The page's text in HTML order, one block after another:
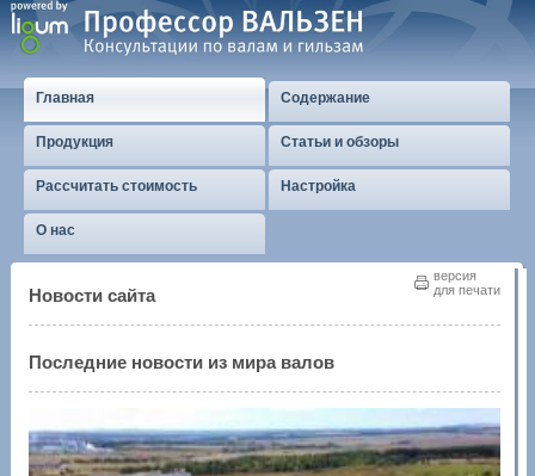
Главная Содержание
Продукция Статьи и обзоры
Рассчитать стоимость Настройка
О нас
версия
для печати
Новости сайта
Последние новости из мира валов